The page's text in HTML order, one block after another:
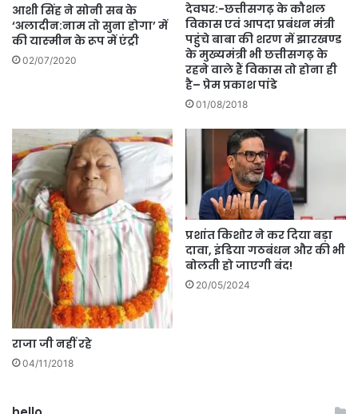
आशी सिंह ने सोनी सब के
‘अलादीन:नाम तो सुना होगा’ में
की यास्‍मीन के रूप में एंट्री
02/07/2020
देवघर:-छत्तीसगढ़ के कौशल
विकास एवं आपदा प्रबंधन मंत्री
पहुंचे बाबा की शरण में झारखण्ड
के मुख्यमंत्री भी छत्तीसगढ़ के
रहने वाले हैं विकास तो होना ही
है– प्रेम प्रकाश पांडे
01/08/2018
राजा जी नहीं रहे
04/11/2018
प्रशांत किशोर ने कर दिया बड़ा
दावा, इंडिया गठबंधन और की भी
बोलती हो जाएगी बंद!
20/05/2024